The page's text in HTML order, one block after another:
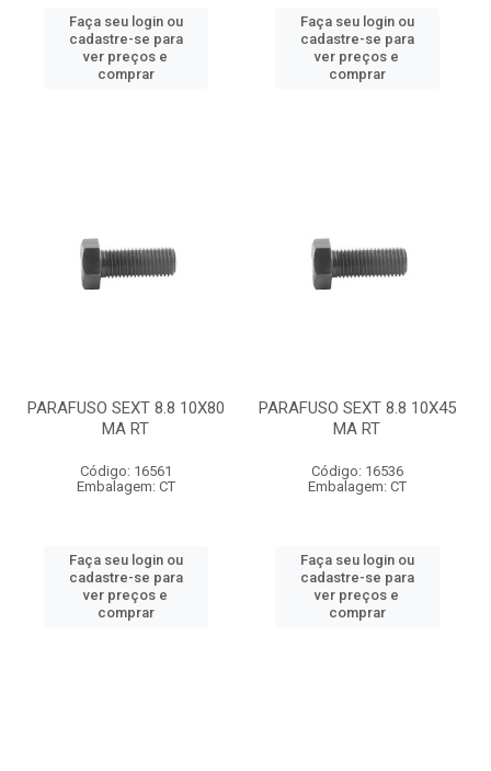
Faça seu login ou
cadastre-se para
ver preços e
comprar
Faça seu login ou
cadastre-se para
ver preços e
comprar
PARAFUSO SEXT 8.8 10X80
MA RT
Código: 16561
Embalagem: CT
Faça seu login ou
cadastre-se para
ver preços e
comprar
PARAFUSO SEXT 8.8 10X45
MA RT
Código: 16536
Embalagem: CT
Faça seu login ou
cadastre-se para
ver preços e
comprar